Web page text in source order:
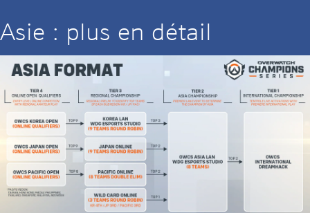
Asie : plus en détail